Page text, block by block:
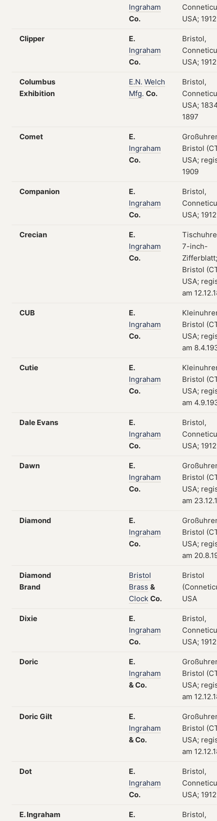
Ingraham
Co.
USA;
Clipper
E.
Ingraham
Co.
Bristol,
USA;
Columbus
Exhibition
E.N. Welch
Mfg. Co.
Bristol,
USA;
1897
Comet
E.
Ingraham
Co.
Bristol
USA;
1909
Companion
E.
Ingraham
Co.
Bristol,
USA;
Crecian
E.
Ingraham
Co.
7-inch-
Zifferblatt;
Bristol
USA;
am
CUB
E.
Ingraham
Co.
Bristol
USA;
am
Cutie
E.
Ingraham
Co.
Bristol
USA;
am
Dale Evans
E.
Ingraham
Co.
Bristol,
USA;
Dawn
E.
Ingraham
Co.
Bristol
USA;
am
Diamond
E.
Ingraham
Co.
Bristol
USA;
am
Diamond
Brand
Bristol
Brass &
Clock Co.
Bristol
USA
Dixie
E.
Ingraham
Co.
Bristol,
USA;
Doric
E.
Ingraham
&Co.
Bristol
USA;
am
Doric Gilt
E.
Ingraham
&Co.
Bristol
USA;
am
Dot
E.
Ingraham
Co.
Bristol,
USA;
E. Ingraham
E.
Bristol,